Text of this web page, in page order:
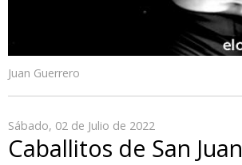
Juan Guerrero
Sábado, 02 de Julio de 2022
Caballitos de San Juan